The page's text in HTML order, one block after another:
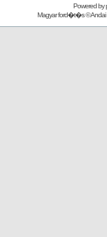
Powered by
Magyar ford�t�s ©Andai